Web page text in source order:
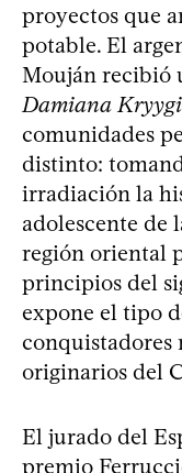
proyectos que
potable. El
Mouján recibió
Damiana Kryygi
comunidades
distinto:
irradiación la
adolescente de
región oriental
principios del
expone el tipo
conquistadores
originarios del
El jurado del
premio